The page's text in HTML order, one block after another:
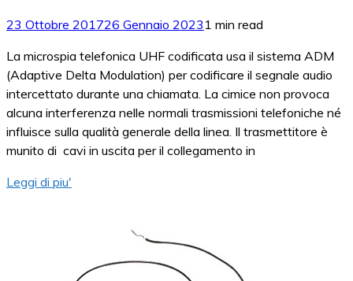
23 Ottobre 201726 Gennaio 2023 1 min read
La microspia telefonica UHF codificata usa il sistema ADM
(Adaptive Delta Modulation) per codificare il segnale audio
intercettato durante una chiamata. La cimice non provoca
alcuna interferenza nelle normali trasmissioni telefoniche né
influisce sulla qualità generale della linea. Il trasmettitore è
munito di cavi in uscita per il collegamento in
Leggi di piu'